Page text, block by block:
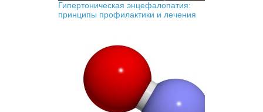
Гипертоническая энцефалопатия:
принципы профилактики и лечения